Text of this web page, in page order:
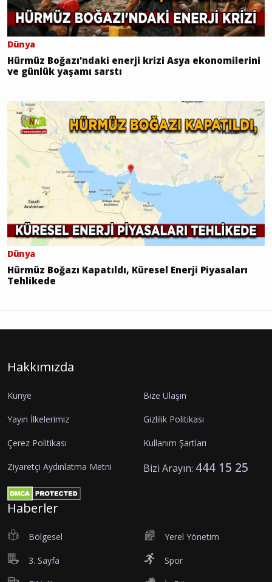
Dünya
Hürmüz Boğazı'ndaki enerji krizi Asya ekonomilerini
ve günlük yaşamı sarstı
Dünya
Hürmüz Boğazı Kapatıldı, Küresel Enerji Piyasaları
Tehlikede
Hakkımızda
Künye Bize Ulaşın
Yayın İlkelerimiz Gizlilik Politikası
Çerez Politikası Kullanım Şartları
Ziyaretçi Aydınlatma Metni Bizi Arayın: 444 15 25
Haberler
Bölgesel Yerel Yönetim
3. Sayfa Spor